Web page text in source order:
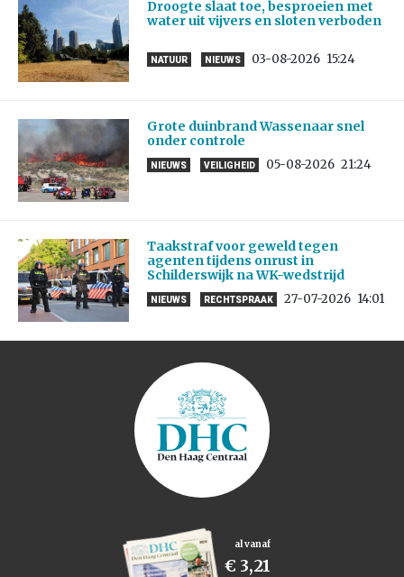
Droogte slaat toe, besproeien met
water uit vijvers en sloten verboden
NATUUR NIEUWS 03-08-2026 15:24
Grote duinbrand Wassenaar snel
onder controle
NIEUWS VEILIGHEID 05-08-2026 21:24
Taakstraf voor geweld tegen
agenten tijdens onrust in
Schilderswijk na WK-wedstrijd
NIEUWS RECHTSPRAAK 27-07-2026 14:01
al vanaf
€ 3,21